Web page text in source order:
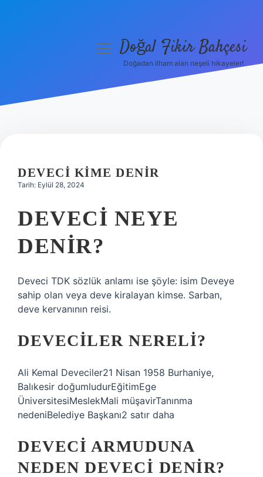
Hakkımızda
menüyüDoğal Fikir Bahçesi
Doğadan ilham alan neşeli hikayeler!
DEVECI KIME DENIR
Tarih: Eylül 28, 2024
DEVECI NEYE
DENIR?
Deveci TDK sözlük anlamı ise şöyle: isim Deveye
sahip olan veya deve kiralayan kimse. Sarban,
deve kervanının reisi.
DEVECILER NERELI?
Ali Kemal Deveciler21 Nisan 1958 Burhaniye,
Balıkesir doğumludurEğitimEge
ÜniversitesiMeslekMali müşavirTanınma
nedeniBelediye Başkanı2 satır daha
DEVECI ARMUDUNA
NEDEN DEVECI DENIR?